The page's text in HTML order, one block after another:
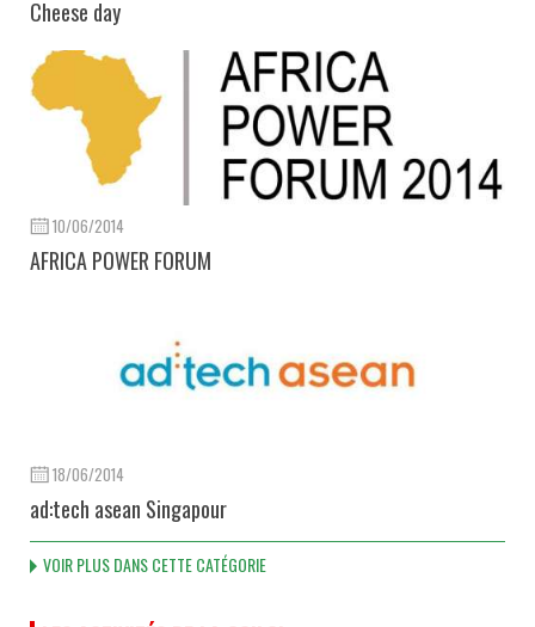
Cheese day
10/06/2014
AFRICA POWER FORUM
18/06/2014
ad:tech asean Singapour
VOIR PLUS DANS CETTE CATÉGORIE